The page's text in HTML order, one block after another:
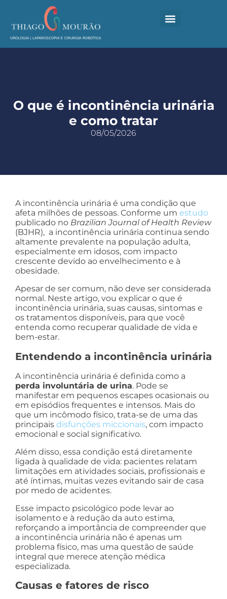
O que é incontinência urinária
e como tratar
08/05/2026
A incontinência urinária é uma condição que
afeta milhões de pessoas. Conforme um estudo
publicado no Brazilian Journal of Health Review
(BJHR), a incontinência urinária continua sendo
altamente prevalente na população adulta,
especialmente em idosos, com impacto
crescente devido ao envelhecimento e à
obesidade.
Apesar de ser comum, não deve ser considerada
normal. Neste artigo, vou explicar o que é
incontinência urinária, suas causas, sintomas e
os tratamentos disponíveis, para que você
entenda como recuperar qualidade de vida e
bem-estar.
Entendendo a incontinência urinária
A incontinência urinária é definida como a
perda involuntária de urina. Pode se
manifestar em pequenos escapes ocasionais ou
em episódios frequentes e intensos. Mais do
que um incômodo físico, trata-se de uma das
principais disfunções miccionais, com impacto
emocional e social significativo.
Além disso, essa condição está diretamente
ligada à qualidade de vida: pacientes relatam
limitações em atividades sociais, profissionais e
até íntimas, muitas vezes evitando sair de casa
por medo de acidentes.
Esse impacto psicológico pode levar ao
isolamento e à redução da auto estima,
reforçando a importância de compreender que
a incontinência urinária não é apenas um
problema físico, mas uma questão de saúde
integral que merece atenção médica
especializada.
Causas e fatores de risco